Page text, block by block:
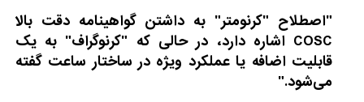
"اصطلاح "کرنومتر" به داشتن گواهینامه دقت بالا
COSC اشاره دارد، در حالی که "کرنوگراف" به یک
قابلیت اضافه یا عملکرد ویژه در ساختار ساعت گفته
می‌شود."